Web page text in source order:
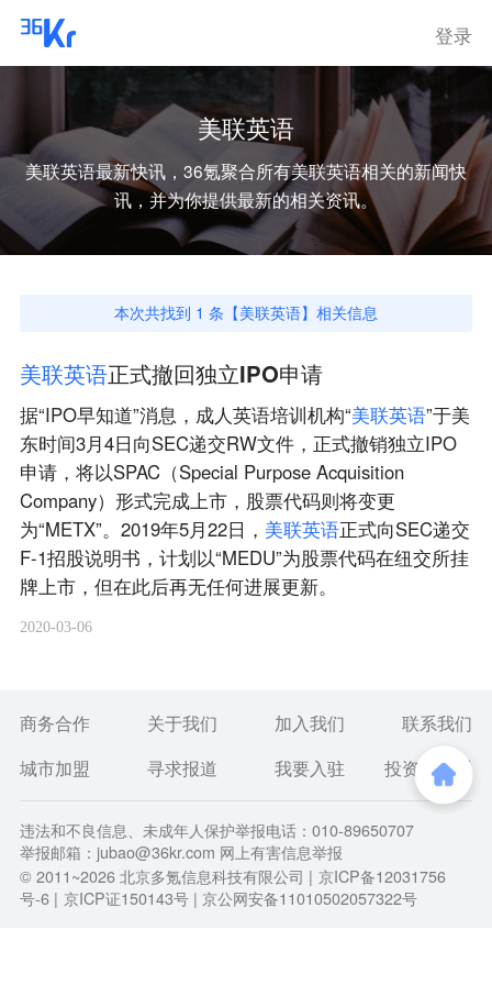
登录
美联英语
美联英语最新快讯，36氪聚合所有美联英语相关的新闻快
讯，并为你提供最新的相关资讯。
本次共找到 1 条【美联英语】相关信息
美联英语正式撤回独立IPO申请
据“IPO早知道”消息，成人英语培训机构“美联英语”于美
东时间3月4日向SEC递交RW文件，正式撤销独立IPO
申请，将以SPAC（Special Purpose Acquisition
Company）形式完成上市，股票代码则将变更
为“METX”。2019年5月22日， 美联英语正式向SEC递交
F-1招股说明书，计划以“MEDU”为股票代码在纽交所挂
牌上市，但在此后再无任何进展更新。
2020-03-06
商务合作 关于我们 加入我们
联系我们
城市加盟
寻求报道 我要入驻 投资者关系
违法和不良信息、未成年人保护举报电话：010-89650707
举报邮箱：jubao@36kr.com 网上有害信息举报
© 2011~2026北京多氪信息科技有限公司 | 京ICP备12031756
号-6 | 京ICP证150143号 | 京公网安备11010502057322号